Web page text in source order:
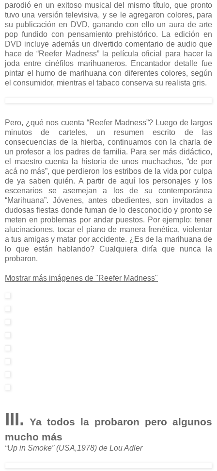
parodió en un exitoso musical del mismo título, que pronto
tuvo una versión televisiva, y se le agregaron colores, para
su publicación en DVD, ganando con ello un aura de arte
pop fundido con pensamiento prehistórico. La edición en
DVD incluye además un divertido comentario de audio que
hace de “Reefer Madness” la película oficial para hacer la
joda entre cinéfilos marihuaneros. Encantador detalle fue
pintar el humo de marihuana con diferentes colores, según
el consumidor, mientras el tabaco conserva su realista gris.
Pero, ¿qué nos cuenta “Reefer Madness”? Luego de largos
minutos de carteles, un resumen escrito de las
consecuencias de la hierba, continuamos con la charla de
un profesor a los padres de familia. Para ser más didáctico,
el maestro cuenta la historia de unos muchachos, “de por
acá no más”, que perdieron los estribos de la vida por culpa
de ya saben quién. A partir de aquí los personajes y los
escenarios se asemejan a los de su contemporánea
“Marihuana”. Jóvenes, antes obedientes, son invitados a
dudosas fiestas donde fuman de lo desconocido y pronto se
meten en problemas por andar puestos. Por ejemplo: tener
alucinaciones, tocar el piano de manera frenética, violentar
a tus amigas y matar por accidente. ¿Es de la marihuana de
lo que están hablando? Cualquiera diría que nunca la
probaron.
Mostrar más imágenes de "Reefer Madness"
III. Ya todos la probaron pero algunos
mucho más
“Up in Smoke” (USA,1978) de Lou Adler